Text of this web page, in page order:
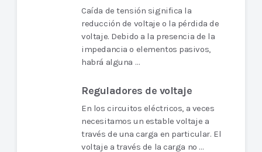
Caída de tensión significa la
reducción de voltaje o la pérdida de
voltaje. Debido a la presencia de la
impedancia o elementos pasivos,
habrá alguna …
Reguladores de voltaje
En los circuitos eléctricos, a veces
necesitamos un estable voltaje a
través de una carga en particular. El
voltaje a través de la carga no …